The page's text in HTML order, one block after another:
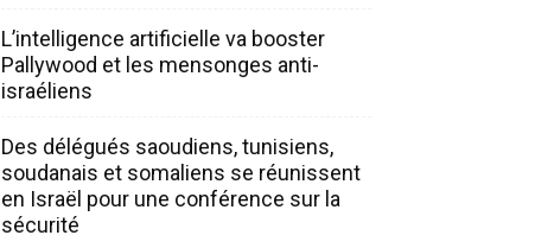
L’intelligence artificielle va booster
Pallywood et les mensonges anti-
israéliens
Des délégués saoudiens, tunisiens,
soudanais et somaliens se réunissent
en Israël pour une conférence sur la
sécurité